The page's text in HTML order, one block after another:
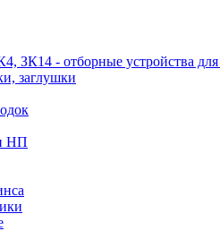
ЗК14 - отборные устройства
заглушки
НП